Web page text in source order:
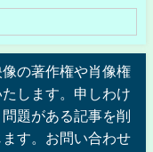
の著作権や肖像権
します。申しわけ
題がある記事を削
す。お問い合わせ